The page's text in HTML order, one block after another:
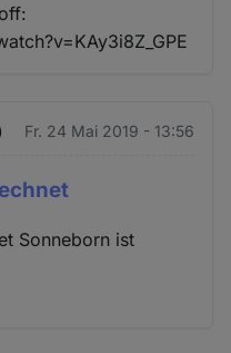
Fr. 24 Mai 2019 - 13:56
Sonneborn ist